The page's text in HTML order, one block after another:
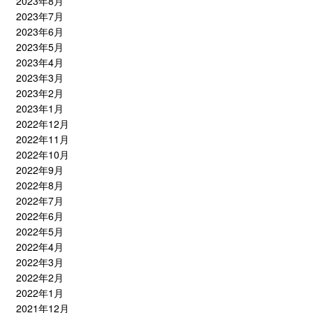
2023年7月
2023年6月
2023年5月
2023年4月
2023年3月
2023年2月
2023年1月
2022年12月
2022年11月
2022年10月
2022年9月
2022年8月
2022年7月
2022年6月
2022年5月
2022年4月
2022年3月
2022年2月
2022年1月
2021年12月